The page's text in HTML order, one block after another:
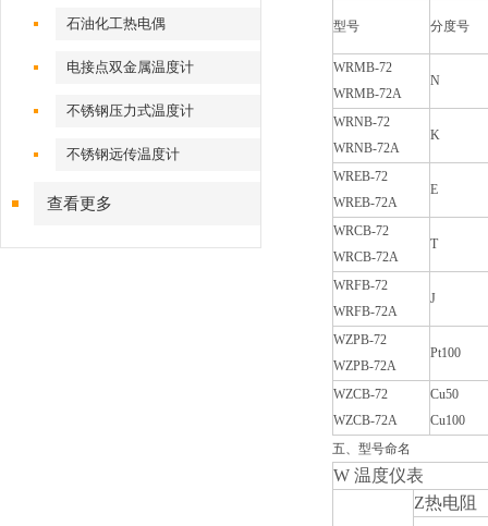
石油化工热电偶
电接点双金属温度计
不锈钢压力式温度计
不锈钢远传温度计
查看更多
型号 分度号
WRMB-72
WRMB-72A
N
WRNB-72
WRNB-72A
K
WREB-72
WREB-72A
E
WRCB-72
WRCB-72A
T
WRFB-72
WRFB-72A
J
WZPB-72
WZPB-72A
Pt100
WZCB-72
WZCB-72A
Cu50
Cu100
五、型号命名
W 温度仪表
Z热电阻